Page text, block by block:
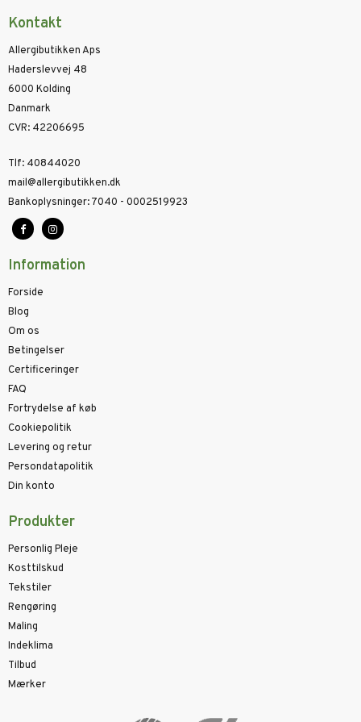
Kontakt
Allergibutikken Aps
Haderslevvej 48
6000 Kolding
Danmark
CVR: 42206695
Tlf: 40844020
mail@allergibutikken.dk
Bankoplysninger:7040 - 0002519923
Information
Forside
Blog
Om os
Betingelser
Certificeringer
FAQ
Fortrydelse af køb
Cookiepolitik
Levering og retur
Persondatapolitik
Din konto
Produkter
Personlig Pleje
Kosttilskud
Tekstiler
Rengøring
Maling
Indeklima
Tilbud
Mærker